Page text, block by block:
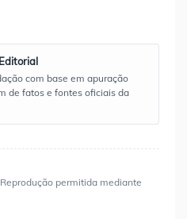
com base em apuração
de fatos e fontes oficiais da
permitida mediante